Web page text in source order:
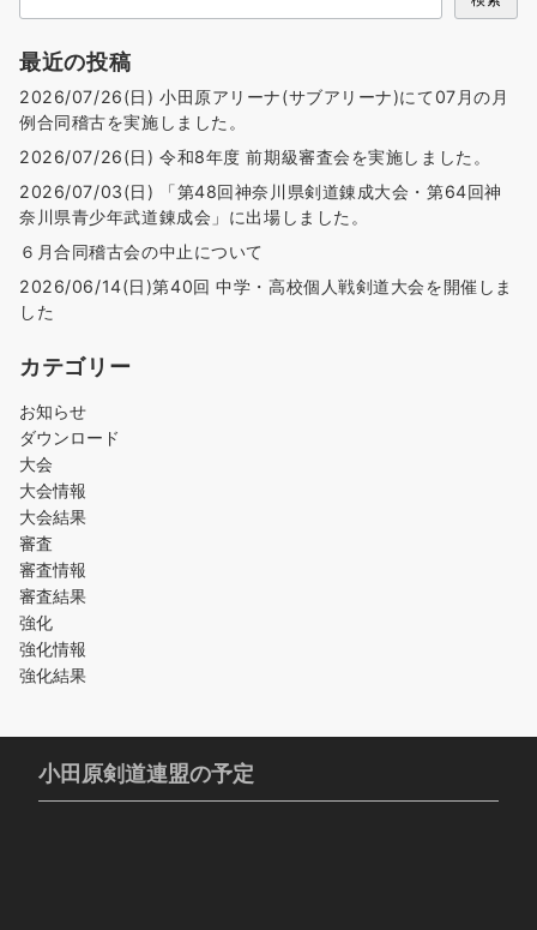
最近の投稿
2026/07/26(日) 小田原アリーナ(サブアリーナ)にて07月の月
例合同稽古を実施しました。
2026/07/26(日) 令和8年度 前期級審査会を実施しました。
2026/07/03(日) 「第48回神奈川県剣道錬成大会・第64回神
奈川県青少年武道錬成会」に出場しました。
６月合同稽古会の中止について
2026/06/14(日)第40回 中学・高校個人戦剣道大会を開催しま
した
カテゴリー
お知らせ
ダウンロード
大会
大会情報
大会結果
審査
審査情報
審査結果
強化
強化情報
強化結果
小田原剣道連盟の予定